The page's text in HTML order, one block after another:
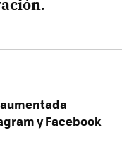
.
y Facebook